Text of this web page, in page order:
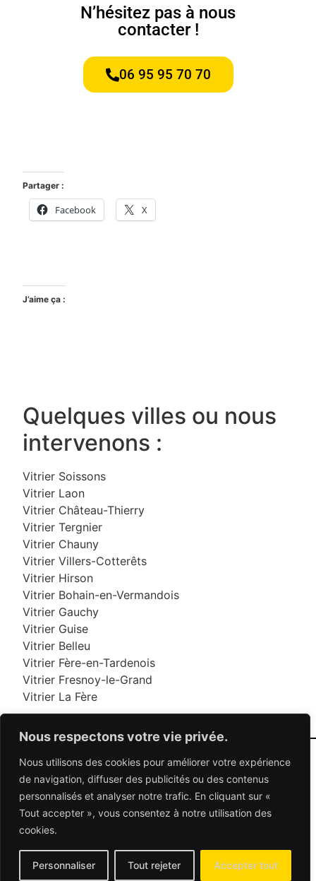
Nous respectons votre vie privée.
Nous utilisons des cookies pour améliorer votre expérience
de navigation, diffuser des publicités ou des contenus
personnalisés et analyser notre trafic. En cliquant sur «
Tout accepter », vous consentez à notre utilisation des
cookies.
Personnaliser Tout rejeter Accepter tout
N’hésitez pas à nous
contacter !
06 95 95 70 70
Partager :
Facebook X
J’aime ça :
Quelques villes ou nous
intervenons :
Vitrier Soissons
Vitrier Laon
Vitrier Château-Thierry
Vitrier Tergnier
Vitrier Chauny
Vitrier Villers-Cotterêts
Vitrier Hirson
Vitrier Bohain-en-Vermandois
Vitrier Gauchy
Vitrier Guise
Vitrier Belleu
Vitrier Fère-en-Tardenois
Vitrier Fresnoy-le-Grand
Vitrier La Fère
06 95 95 70 70
© 2026 Dépannage Vitrier - Tous droits réservés
Dépannage vitrerie en France : Des solutions
adaptées à vos besoins
Mentions Légales-Contactez-nous